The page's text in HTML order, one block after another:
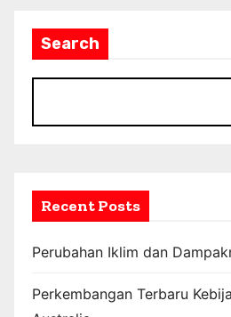
Search
Recent Posts
Perubahan Iklim dan
Perkembangan Terbaru